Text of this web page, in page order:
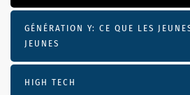
GÉNÉRATION Y: CE QUE LES
JEUNES
HIGH TECH